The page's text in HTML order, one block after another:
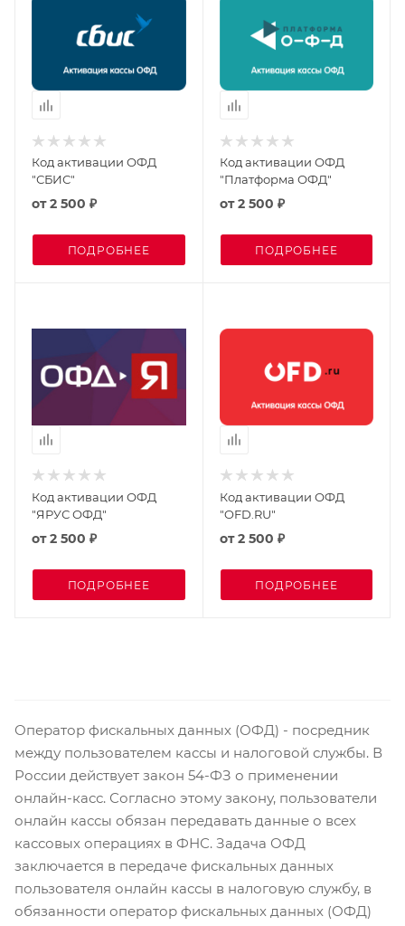
Код активации ОФД
"СБИС"
от2 500 ₽
ПОДРОБНЕЕ
Код активации ОФД
"Платформа ОФД"
от2 500 ₽
ПОДРОБНЕЕ
Код активации ОФД
"ЯРУС ОФД"
от2 500 ₽
ПОДРОБНЕЕ
Код активации ОФД
"OFD.RU"
от2 500 ₽
ПОДРОБНЕЕ
Оператор фискальных данных (ОФД) - посредник
между пользователем кассы и налоговой службы. В
России действует закон 54-ФЗ о применении
онлайн-касс. Согласно этому закону, пользователи
онлайн кассы обязан передавать данные о всех
кассовых операциях в ФНС. Задача ОФД
заключается в передаче фискальных данных
пользователя онлайн кассы в налоговую службу, в
обязанности оператор фискальных данных (ОФД)